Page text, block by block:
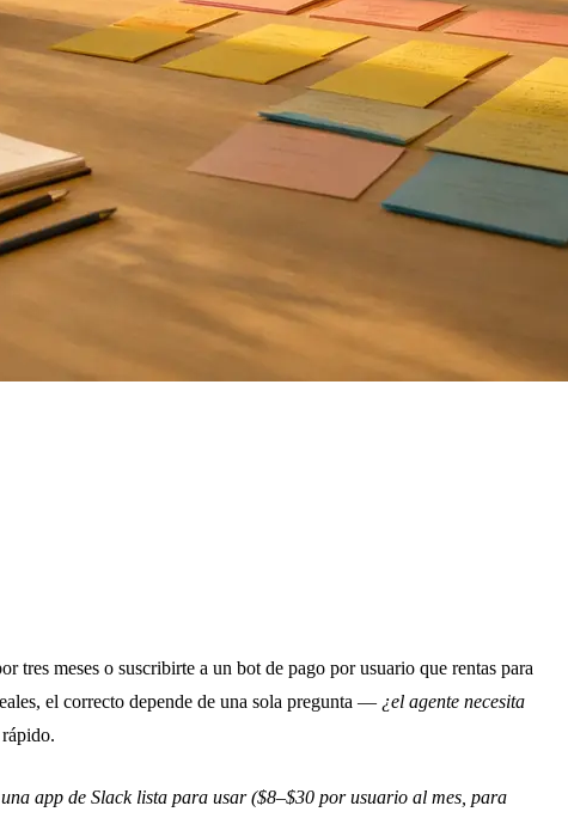
tres meses o suscribirte a un bot de pago por usuario que rentas para
el correcto depende de una sola pregunta — ¿el agente necesita
app de Slack lista para usar ($8–$30 por usuario al mes, para